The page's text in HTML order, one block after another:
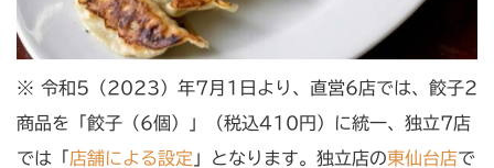
※ 令和5（2023）年7月1日より、直営6店では、餃子2
商品を「餃子（6個）」（税込410円）に統一、独立7店
では「 店舗による設定 」となります。独立店の東仙台店で